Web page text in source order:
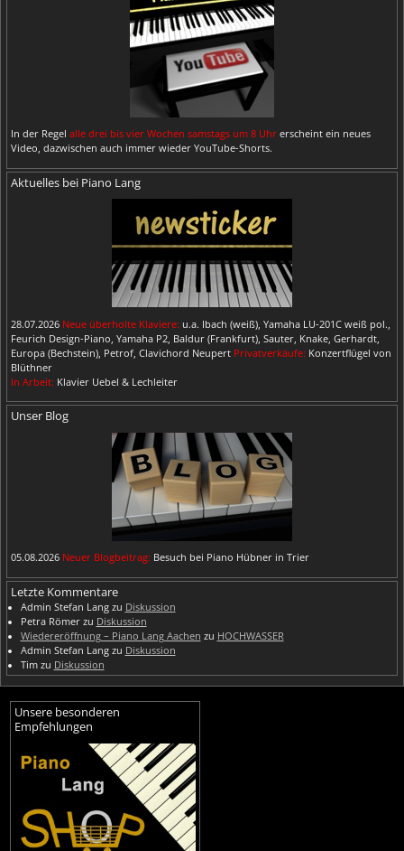
In der Regel alle drei bis vier Wochen samstags um 8 Uhr erscheint ein neues
Video, dazwischen auch immer wieder YouTube-Shorts.
Aktuelles bei Piano Lang
28.07.2026 Neue überholte Klaviere: u.a. Ibach (weiß), Yamaha LU-201C weiß pol.,
Feurich Design-Piano, Yamaha P2, Baldur (Frankfurt), Sauter, Knake, Gerhardt,
Europa (Bechstein), Petrof, Clavichord Neupert Privatverkäufe: Konzertflügel von
Blüthner
In Arbeit: Klavier Uebel & Lechleiter
Unser Blog
05.08.2026 Neuer Blogbeitrag: Besuch bei Piano Hübner in Trier
Letzte Kommentare
Admin Stefan Langzu Diskussion
Petra Römerzu Diskussion
Wiedereröffnung – Piano Lang Aachen zu HOCHWASSER
Admin Stefan Langzu Diskussion
Timzu Diskussion
Unsere besonderen
Empfehlungen